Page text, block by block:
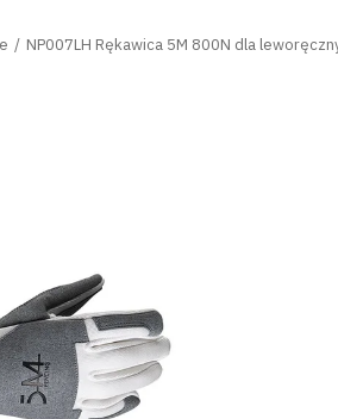
NP007LH Rękawica 5M 800N dla